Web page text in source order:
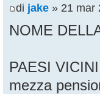
di jake » 21 mar
NOME
PAESI
mezza